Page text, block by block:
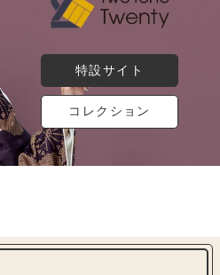
特設サイト
コレクション